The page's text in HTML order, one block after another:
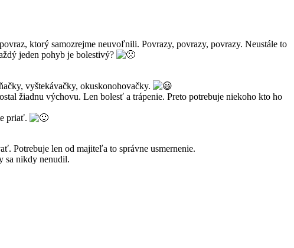
ktorý samozrejme neuvoľnili. Povrazy, povrazy, povrazy. Neustále to
jeden pohyb je bolestivý?
vyštekávačky, okuskonohovačky.
žiadnu výchovu. Len bolesť a trápenie. Preto potrebuje niekoho kto ho
priať.
Potrebuje len od majiteľa to správne usmernenie.
sa nikdy nenudil.